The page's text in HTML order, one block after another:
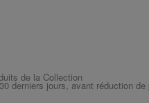
de la Collection
derniers jours, avant réduction de